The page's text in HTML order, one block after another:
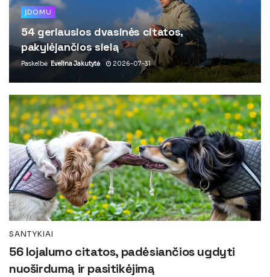
ĮDOMU
54 geriausios dvasinės citatos,
pakylėjančios sielą
Paskelbė Evelina Jakutytė 2026-07-31
SANTYKIAI
56 lojalumo citatos, padėsiančios ugdyti
nuoširdumą ir pasitikėjimą